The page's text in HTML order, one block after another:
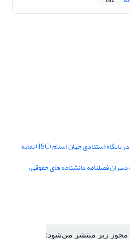
فصلنامه دانشنامه های حقوقی در پایگاه استنادی جهان اسلام (ISC) نمایه
فصلنامه دانشنامه های حقوقی،
مجوز زیر منتشر می‌شود: